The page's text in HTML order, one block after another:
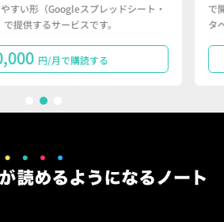
すい形（Googleスプレッドシート・
提供するサービスです。
円/月で購読する
で
タ